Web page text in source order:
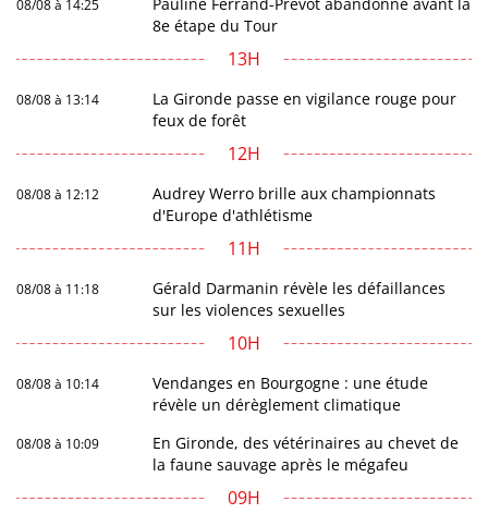
08/08 à 14:25
8e étape du Tour
13H
08/08 à 13:14
La Gironde passe en vigilance rouge pour
feux de forêt
12H
08/08 à 12:12
Audrey Werro brille aux championnats
d'Europe d'athlétisme
11H
08/08 à 11:18
Gérald Darmanin révèle les défaillances
sur les violences sexuelles
10H
08/08 à 10:14
Vendanges en Bourgogne : une étude
révèle un dérèglement climatique
08/08 à 10:09
En Gironde, des vétérinaires au chevet de
la faune sauvage après le mégafeu
09H